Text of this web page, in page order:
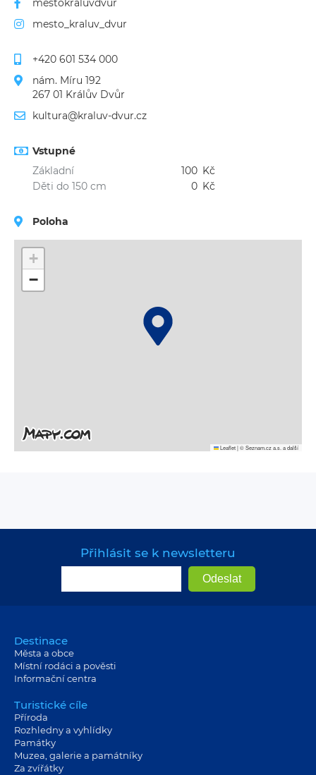
mestokraluvdvur
mesto_kraluv_dvur
+420 601 534 000
nám. Míru 192
267 01 Králův Dvůr
kultura@kraluv-dvur.cz
Vstupné
Základní
100 Kč
Děti do 150 cm
0 Kč
Poloha
+
−
Leaflet|© Seznam.cz a.s. a další
Přihlásit se k newsletteru
Destinace
Města a obce
Místní rodáci a pověsti
Informační centra
Turistické cíle
Příroda
Rozhledny a vyhlídky
Památky
Muzea, galerie a památníky
Za zvířátky